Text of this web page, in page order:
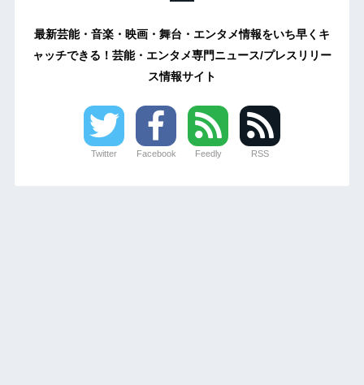
最新芸能・音楽・映画・舞台・エンタメ情報をいち早くキ
ャッチできる！芸能・エンタメ専門ニュース/プレスリリー
ス情報サイト
Twitter Facebook Feedly RSS